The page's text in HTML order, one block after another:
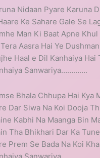
Nidaan Pyare Karuna
Ke Sahare Gale Se
Man Ki Baat Apne Khul
Aasra Hai Ye
Haal e Dil Kanhaiya Hai
Sanwariya………….
Bhala Chhupa Hai Kya
Dar Siwa Na Koi Dooja
Kabhi Na Maanga Bin
Tha Bhikhari Dar Ka
Prem Se Bada Na Koi